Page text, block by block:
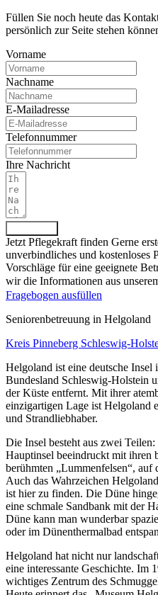
Füllen Sie noch heute das
persönlich zur Seite stehen
Vorname
Nachname
E-Mailadresse
Telefonnummer
Ihre Nachricht
Jetzt Pflegekraft finden Gerne
unverbindliches und kostenloses
Vorschläge für eine geeignete
wir die Informationen aus
Fragebogen ausfüllen
Senioren­betreuung in Helgoland
Kreis Pinneberg Schleswig-
Helgoland ist eine deutsche Insel
Bundesland Schleswig-Holstein
der Küste entfernt. Mit ihrer
einzigartigen Lage ist Helgoland
und Strandliebhaber.
Die Insel besteht aus zwei
Hauptinsel beeindruckt mit ihren
berühmten „Lummenfelsen“, auf
Auch das Wahrzeichen
ist hier zu finden. Die Düne
eine schmale Sandbank mit der
Düne kann man wunderbar
oder im Dünenthermalbad
Helgoland hat nicht nur
eine interessante Geschichte. Im
wichtiges Zentrum des